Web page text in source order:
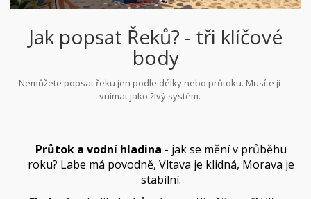
Jak popsat Řeků? - tři klíčové
body
Nemůžete popsat řeku jen podle délky nebo průtoku. Musíte ji
vnímat jako živý systém.
Průtok a vodní hladina - jak se mění v průběhu
roku? Labe má povodně, Vltava je klidná, Morava je
stabilní.